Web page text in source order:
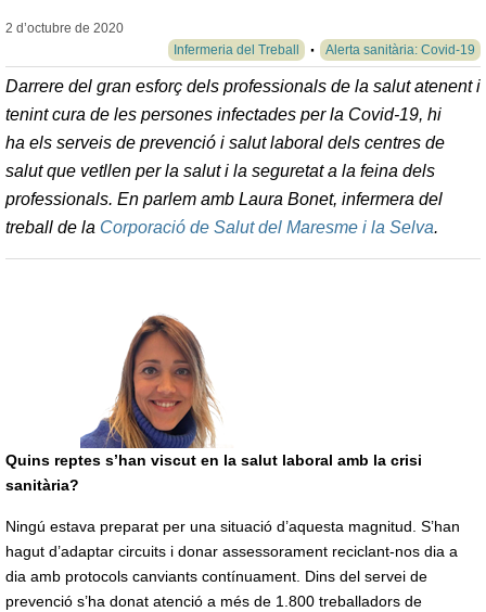
2 d’octubre de 2020
Infermeria del Treball
Alerta sanitària: Covid-19
Darrere del gran esforç dels professionals de la salut atenent i
tenint cura de les persones infectades per la Covid-19, hi
ha els serveis de prevenció i salut laboral dels centres de
salut que vetllen per la salut i la seguretat a la feina dels
professionals. En parlem amb Laura Bonet, infermera del
treball de la Corporació de Salut del Maresme i la Selva.
Quins reptes s’han viscut en la salut laboral amb la crisi
sanitària?
Ningú estava preparat per una situació d’aquesta magnitud. S’han
hagut d’adaptar circuits i donar assessorament reciclant-nos dia a
dia amb protocols canviants contínuament. Dins del servei de
prevenció s’ha donat atenció a més de 1.800 treballadors de